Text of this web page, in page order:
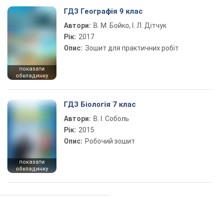
показати
обкладинку
ГДЗ Географія 9 клас
Автори: В. М. Бойко, І. Л. Дітчук
Рік: 2017
Опис: Зошит для практичних робіт
показати
обкладинку
ГДЗ Біологія 7 клас
Автори: В. І. Соболь
Рік: 2015
Опис: Робочий зошит